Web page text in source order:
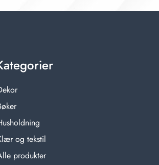
og tekstil
produkter